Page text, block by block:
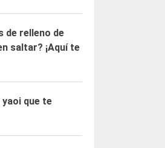
de relleno de
saltar? ¡Aquí te
yaoi que te